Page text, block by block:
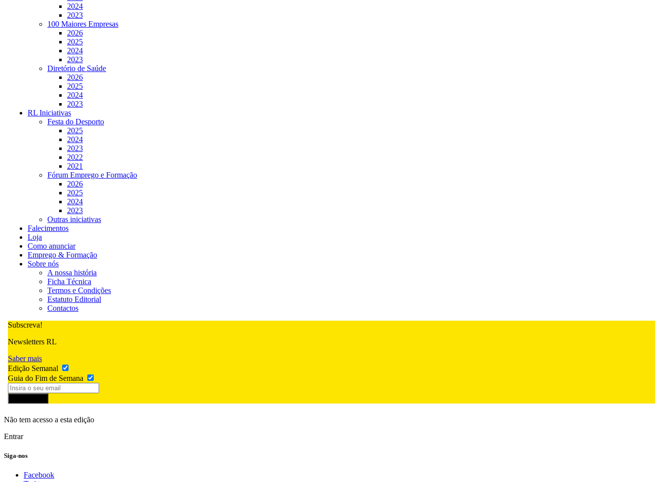
2024
2023
100 Maiores Empresas
2026
2025
2024
2023
Diretório de Saúde
2026
2025
2024
2023
RL Iniciativas
Festa do Desporto
2025
2024
2023
2022
2021
Fórum Emprego e Formação
2026
2025
2024
2023
Outras iniciativas
Falecimentos
Loja
Como anunciar
Emprego & Formação
Sobre nós
A nossa história
Ficha Técnica
Termos e Condições
Estatuto Editorial
Contactos
Subscreva!
Newsletters RL
Saber mais
Edição Semanal
Guia do Fim de Semana
Não tem acesso a esta edição
Entrar
Siga-nos
Facebook